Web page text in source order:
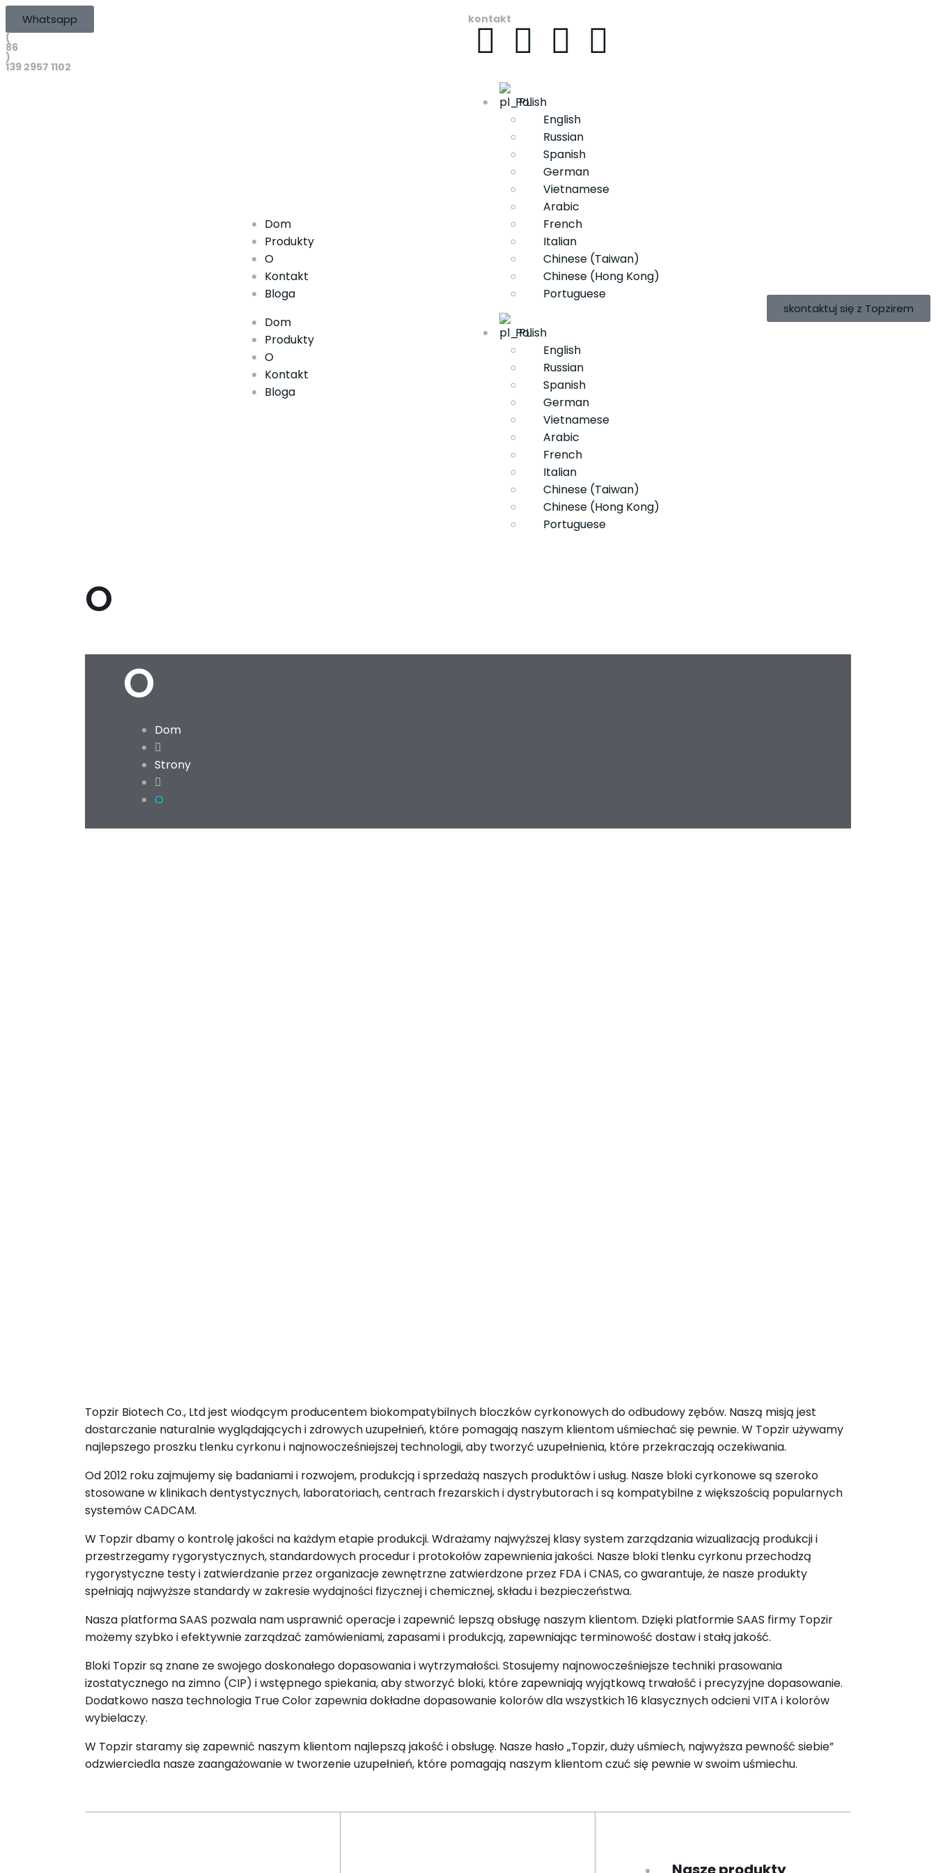
Whatsapp
(
86
)
139 2957 1102
kontakt
Dom
Produkty
O
Kontakt
Bloga
Dom
Produkty
O
Kontakt
Bloga
Polish
English
Russian
Spanish
German
Vietnamese
Arabic
French
Italian
Chinese (Taiwan)
Chinese (Hong Kong)
Portuguese
Polish
English
Russian
Spanish
German
Vietnamese
Arabic
French
Italian
Chinese (Taiwan)
Chinese (Hong Kong)
Portuguese
skontaktuj się z Topzirem
O
O
Dom
Strony
O
Topzir Biotech Co., Ltd jest wiodącym producentem biokompatybilnych bloczków cyrkonowych do odbudowy zębów. Naszą misją jest
dostarczanie naturalnie wyglądających i zdrowych uzupełnień, które pomagają naszym klientom uśmiechać się pewnie. W Topzir używamy
najlepszego proszku tlenku cyrkonu i najnowocześniejszej technologii, aby tworzyć uzupełnienia, które przekraczają oczekiwania.
Od 2012 roku zajmujemy się badaniami i rozwojem, produkcją i sprzedażą naszych produktów i usług. Nasze bloki cyrkonowe są szeroko
stosowane w klinikach dentystycznych, laboratoriach, centrach frezarskich i dystrybutorach i są kompatybilne z większością popularnych
systemów CADCAM.
W Topzir dbamy o kontrolę jakości na każdym etapie produkcji. Wdrażamy najwyższej klasy system zarządzania wizualizacją produkcji i
przestrzegamy rygorystycznych, standardowych procedur i protokołów zapewnienia jakości. Nasze bloki tlenku cyrkonu przechodzą
rygorystyczne testy i zatwierdzanie przez organizacje zewnętrzne zatwierdzone przez FDA i CNAS, co gwarantuje, że nasze produkty
spełniają najwyższe standardy w zakresie wydajności fizycznej i chemicznej, składu i bezpieczeństwa.
Nasza platforma SAAS pozwala nam usprawnić operacje i zapewnić lepszą obsługę naszym klientom. Dzięki platformie SAAS firmy Topzir
możemy szybko i efektywnie zarządzać zamówieniami, zapasami i produkcją, zapewniając terminowość dostaw i stałą jakość.
Bloki Topzir są znane ze swojego doskonałego dopasowania i wytrzymałości. Stosujemy najnowocześniejsze techniki prasowania
izostatycznego na zimno (CIP) i wstępnego spiekania, aby stworzyć bloki, które zapewniają wyjątkową trwałość i precyzyjne dopasowanie.
Dodatkowo nasza technologia True Color zapewnia dokładne dopasowanie kolorów dla wszystkich 16 klasycznych odcieni VITA i kolorów
wybielaczy.
W Topzir staramy się zapewnić naszym klientom najlepszą jakość i obsługę. Nasze hasło „Topzir, duży uśmiech, najwyższa pewność siebie”
odzwierciedla nasze zaangażowanie w tworzenie uzupełnień, które pomagają naszym klientom czuć się pewnie w swoim uśmiechu.